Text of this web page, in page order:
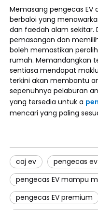
Memasang pengecas EV
berbaloi yang
dan faedah alam sekitar.
pemasangan dan
boleh memastikan
rumah. Memandangkan
sentiasa mendapat
terkini akan membantu
sepenuhnya pelaburan
yang tersedia untuk a
mencari yang paling
caj ev
pengecas
pengecas EV mampu
pengecas EV premium